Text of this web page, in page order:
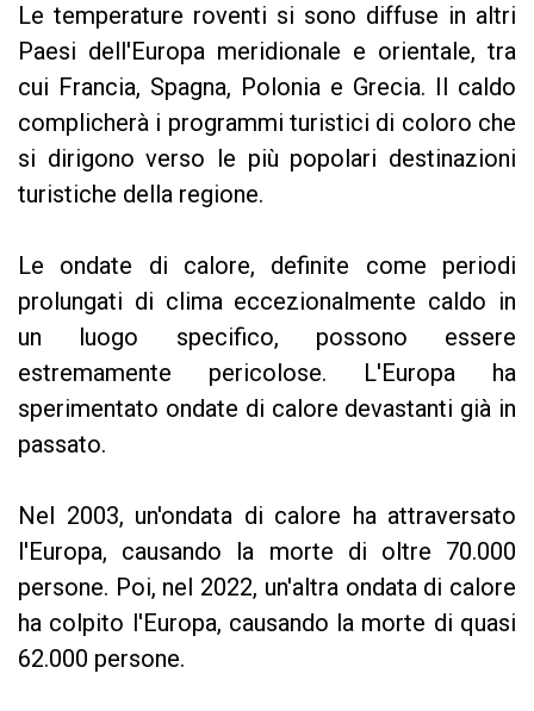
Le temperature roventi si sono diffuse in altri
Paesi dell'Europa meridionale e orientale, tra
cui Francia, Spagna, Polonia e Grecia. Il caldo
complicherà i programmi turistici di coloro che
si dirigono verso le più popolari destinazioni
turistiche della regione.
Le ondate di calore, definite come periodi
prolungati di clima eccezionalmente caldo in
un luogo specifico, possono essere
estremamente pericolose. L'Europa ha
sperimentato ondate di calore devastanti già in
passato.
Nel 2003, un'ondata di calore ha attraversato
l'Europa, causando la morte di oltre 70.000
persone. Poi, nel 2022, un'altra ondata di calore
ha colpito l'Europa, causando la morte di quasi
62.000 persone.